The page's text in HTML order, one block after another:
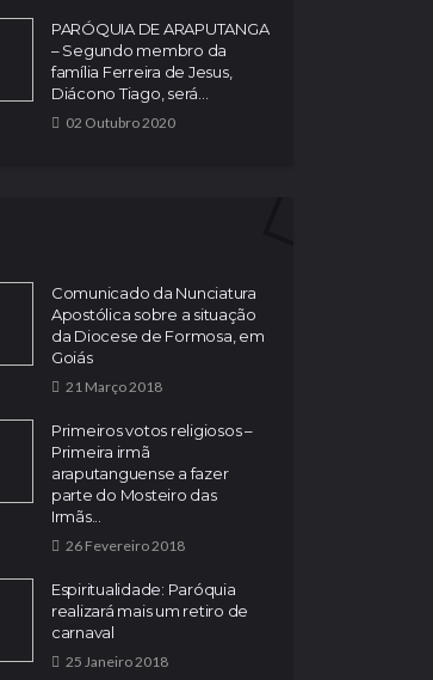
PARÓQUIA DE ARAPUTANGA
– Segundo membro da
família Ferreira de Jesus,
Diácono Tiago, será...
02 Outubro 2020
Comunicado da Nunciatura
Apostólica sobre a situação
da Diocese de Formosa, em
Goiás
21 Março 2018
Primeiros votos religiosos –
Primeira irmã
araputanguense a fazer
parte do Mosteiro das
Irmãs...
26 Fevereiro 2018
Espiritualidade: Paróquia
realizará mais um retiro de
carnaval
25 Janeiro 2018